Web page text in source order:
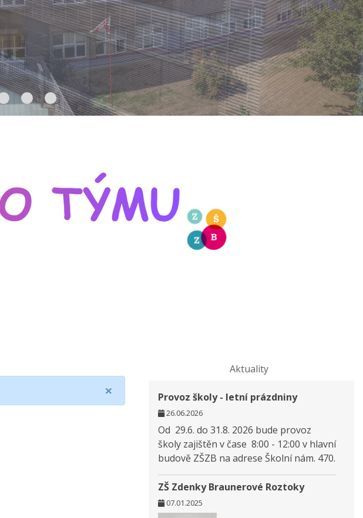
×
Aktuality
Provoz školy - letní prázdniny
26.06.2026
Od 29.6. do 31.8. 2026 bude provoz
školy zajištěn v čase 8:00 - 12:00 v hlavní
budově ZŠZB na adrese Školní nám. 470.
ZŠ Zdenky Braunerové Roztoky
07.01.2025